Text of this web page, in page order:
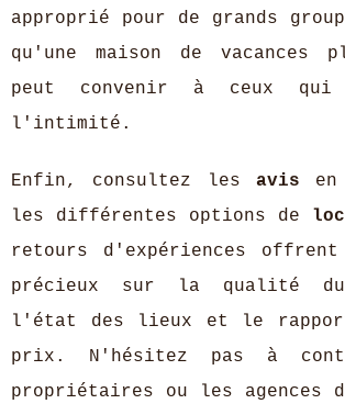
approprié pour de grands
qu'une maison de vacances
peut convenir à ceux qui
l'intimité.
Enfin, consultez les avis en
les différentes options de
retours d'expériences offrent
précieux sur la qualité
l'état des lieux et le
prix. N'hésitez pas à
propriétaires ou les agences